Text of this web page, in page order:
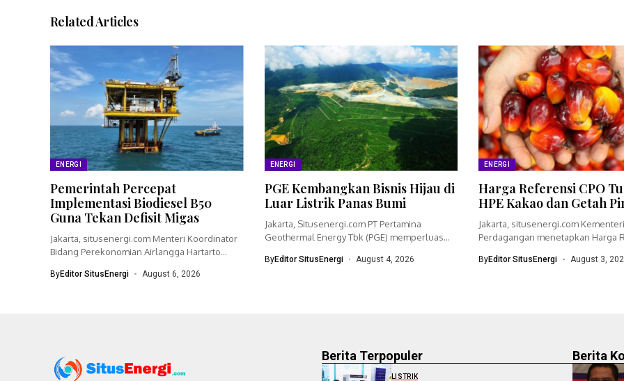
Related Articles
ENERGI
Pemerintah Percepat
Implementasi Biodiesel B50
Guna Tekan Defisit Migas
Jakarta, situsenergi.com Menteri Koordinator
Bidang Perekonomian Airlangga Hartarto
mempercepat...
ByEditor SitusEnergi August 6, 2026
ENERGI
PGE Kembangkan Bisnis Hijau di
Luar Listrik Panas Bumi
Jakarta, Situsenergi.com PT Pertamina
Geothermal Energy Tbk (PGE) memperluas
ByEditor SitusEnergi August 4, 2026
ENERGI
Harga Referensi CPO
HPE Kakao dan Getah
Jakarta, situsenergi.com
Perdagangan menetapkan Harga
ByEditor SitusEnergi August 3,
Berita Terpopuler
LISTRIK
Berita